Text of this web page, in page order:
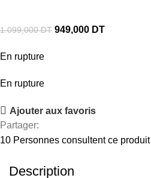
1.099,000DT 949,000 DT
En rupture
En rupture
Ajouter aux favoris
Partager:
10 Personnes consultent ce
Description